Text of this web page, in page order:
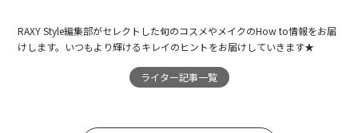
RAXY Style編集部がセレクトした旬のコスメやメイクのHow to情報をお届
けします。いつもより輝けるキレイのヒントをお届けしていきます★
ライター記事一覧